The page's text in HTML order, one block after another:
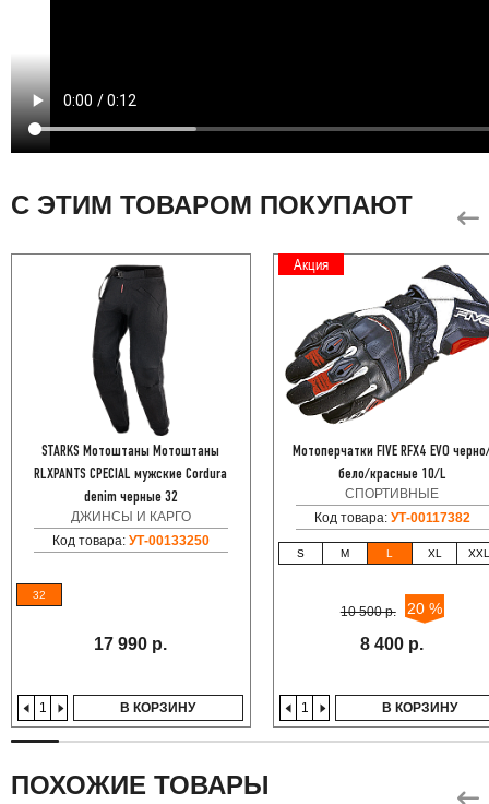
С ЭТИМ ТОВАРОМ ПОКУПАЮТ
STARKS Мотоштаны Мотоштаны
RLXPANTS CPECIAL мужские Cordura
denim черные 32
ДЖИНСЫ И КАРГО
Код товара: УТ-00133250
32
17 990 р.
В КОРЗИНУ
Акция
Мотоперчатки FIVE RFX4 EVO
бело/красные 10/L
СПОРТИВНЫЕ
Код товара: УТ-00117382
S M L XL XXL
10 500 р. 20 %
8 400 р.
В КОРЗИНУ
ПОХОЖИЕ ТОВАРЫ